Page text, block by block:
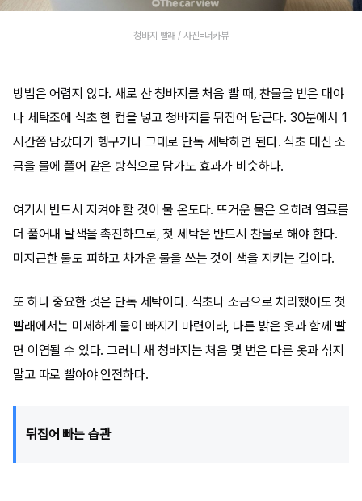
청바지 빨래 / 사진=더카뷰
방법은 어렵지 않다. 새로 산 청바지를 처음 빨 때, 찬물을 받은 대야
나 세탁조에 식초 한 컵을 넣고 청바지를 뒤집어 담근다. 30분에서 1
시간쯤 담갔다가 헹구거나 그대로 단독 세탁하면 된다. 식초 대신 소
금을 물에 풀어 같은 방식으로 담가도 효과가 비슷하다.
여기서 반드시 지켜야 할 것이 물 온도다. 뜨거운 물은 오히려 염료를
더 풀어내 탈색을 촉진하므로, 첫 세탁은 반드시 찬물로 해야 한다.
미지근한 물도 피하고 차가운 물을 쓰는 것이 색을 지키는 길이다.
또 하나 중요한 것은 단독 세탁이다. 식초나 소금으로 처리했어도 첫
빨래에서는 미세하게 물이 빠지기 마련이라, 다른 밝은 옷과 함께 빨
면 이염될 수 있다. 그러니 새 청바지는 처음 몇 번은 다른 옷과 섞지
말고 따로 빨아야 안전하다.
뒤집어 빠는 습관